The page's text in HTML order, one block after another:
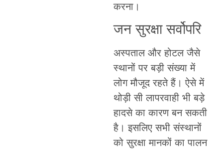
करना।
जन सुरक्षा सर्वोपरि
अस्पताल और होटल जैसे
स्थानों पर बड़ी संख्या में
लोग मौजूद रहते हैं। ऐसे में
थोड़ी सी लापरवाही भी बड़े
हादसे का कारण बन सकती
है। इसलिए सभी संस्थानों
को सुरक्षा मानकों का पालन